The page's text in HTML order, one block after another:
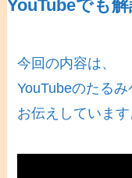
YouTubeでも
今回の内容は、
YouTubeのたる
お伝えしています